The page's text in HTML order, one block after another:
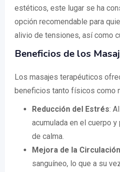
estéticos, este lugar se ha
opción recomendable para
alivio de tensiones, así como
Beneficios de los
Los masajes terapéuticos
beneficios tanto físicos como
Reducción del Estrés:
acumulada en el cuerpo
de calma.
Mejora de la Circulación
sanguíneo, lo que a su